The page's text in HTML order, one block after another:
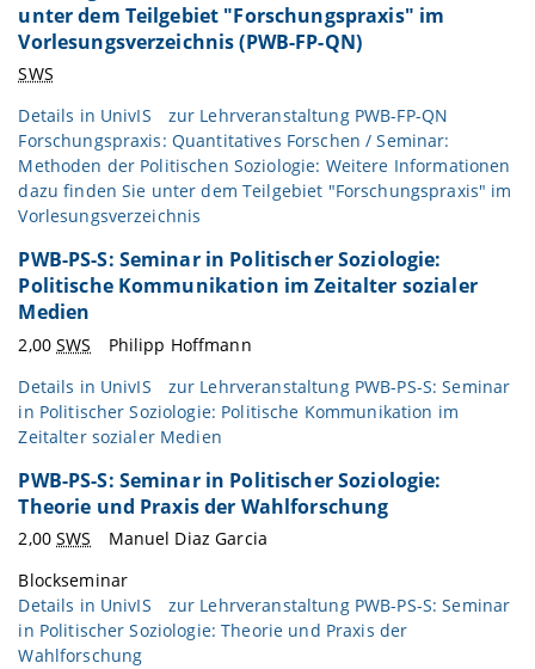
unter dem Teilgebiet "Forschungspraxis" im
Vorlesungsverzeichnis (PWB-FP-QN)
SWS
Details in UnivIS
zur Lehrveranstaltung PWB-FP-QN
Forschungspraxis: Quantitatives Forschen / Seminar:
Methoden der Politischen Soziologie: Weitere Informationen
dazu finden Sie unter dem Teilgebiet "Forschungspraxis" im
Vorlesungsverzeichnis
PWB-PS-S: Seminar in Politischer Soziologie:
Politische Kommunikation im Zeitalter sozialer
Medien
2,00SWS
Philipp Hoffmann
Details in UnivIS
zur Lehrveranstaltung PWB-PS-S: Seminar
in Politischer Soziologie: Politische Kommunikation im
Zeitalter sozialer Medien
PWB-PS-S: Seminar in Politischer Soziologie:
Theorie und Praxis der Wahlforschung
2,00SWS
Manuel Diaz Garcia
Blockseminar
Details in UnivIS
zur Lehrveranstaltung PWB-PS-S: Seminar
in Politischer Soziologie: Theorie und Praxis der
Wahlforschung